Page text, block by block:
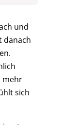
und
danach
mehr
sich